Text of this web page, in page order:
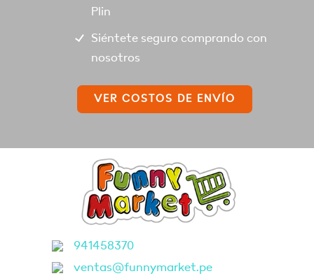
Plin
Siéntete seguro comprando con
nosotros
VER COSTOS DE ENVÍO
941458370
ventas@funnymarket.pe